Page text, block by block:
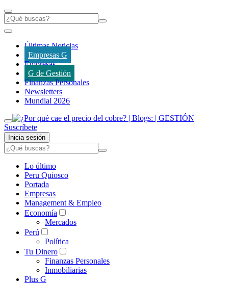
Últimas Noticias
Empresas G
Empresas
G de Gestión
Finanzas Personales
Newsletters
Mundial 2026
Suscríbete
Inicia sesión
Lo último
Peru Quiosco
Portada
Empresas
Management & Empleo
Economía
Mercados
Perú
Política
Tu Dinero
Finanzas Personales
Inmobiliarias
Plus G